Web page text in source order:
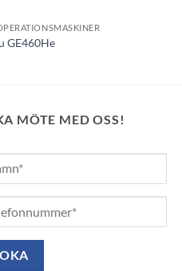
GE460He
MÖTE MED OSS!